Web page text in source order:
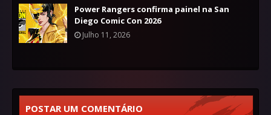
Power Rangers confirma painel na San
Diego Comic Con 2026
Julho 11, 2026
POSTAR UM COMENTÁRIO